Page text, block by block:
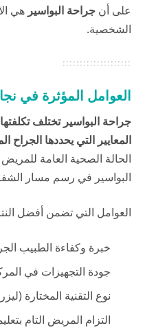
على أن جراحة البواسير هي
الشخصية.
العوامل المؤثرة في
جراحة البواسير تختلف
المعايير التي يحددها الجراح
الحالة الصحية العامة
البواسير في رسم مسار
العوامل التي تضمن أفضل
خبرة وكفاءة الطبيب
جودة التجهيزات في
نوع التقنية المختارة
التزام المريض التام